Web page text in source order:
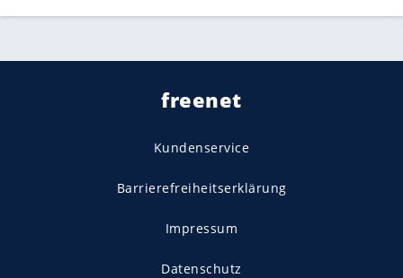
freenet
Kundenservice
Barrierefreiheitserklärung
Impressum
Datenschutz